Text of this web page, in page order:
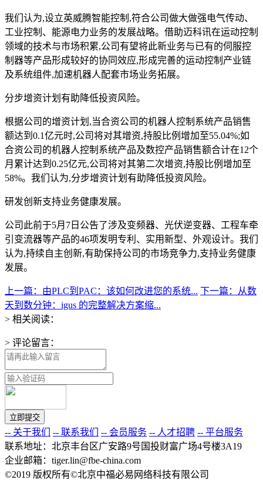
我们认为,设立英威腾智能控制,符合公司做大做强电气传动、
工业控制、能源电力业务的发展战略。借助迈科讯在运动控制
领域的技术与市场积累,公司有望将此新业务与已有的伺服控
制器等产品形成较好的协同效应,形成完善的运动控制产业链
及系统组件,加速机器人配套市场业务拓展。
分步增资计划有助降低投资风险。
根据公司的增资计划,当合资公司的机器人控制系统产品销售
额达到0.1亿元时,公司将对其增资,持股比例增加至55.04%;如
合资公司的机器人控制系统产品及数控产品销售额合计在12个
月累计达到0.25亿元,公司将对其第二次增资,持股比例增加至
58%。我们认为,分步增资计划有助降低投资风险。
研发创新支持业务健康发展。
公司此前于5月7日公告了涉及变频器、光伏逆变器、工程车牵
引变流器等产品的46项发明专利、实用新型、外观设计。我们
认为,持续自主创新,有助保持公司的市场竞争力,支持业务健康
发展。
上一篇：由PLC到PAC：该如何改进您的系统... 下一篇：从数
天到数分钟：igus 的完整解决方案缩...
> 相关阅读：
> 评论留言：
-- 关于我们 -- 联系我们 -- 会员服务 -- 人才招聘 -- 平台服务
联系地址：北京丰台区广安路9号国投财富广场4号楼3A19
企业邮箱：tiger.lin@fbe-china.com
©2019 版权所有©北京中福必易网络科技有限公司